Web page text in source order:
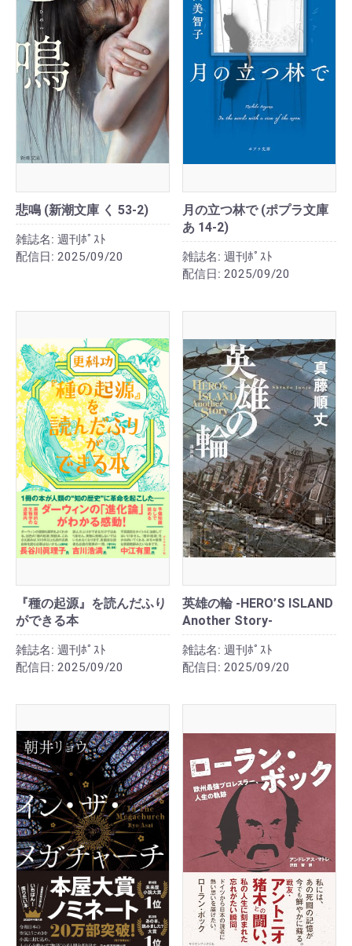
悲鳴 (新潮文庫 く 53-2)
雑誌名: 週刊ﾎﾟｽﾄ
配信日: 2025/09/20
月の立つ林で (ポプラ文庫
あ 14-2)
雑誌名: 週刊ﾎﾟｽﾄ
配信日: 2025/09/20
『種の起源』を読んだふり
ができる本
雑誌名: 週刊ﾎﾟｽﾄ
配信日: 2025/09/20
英雄の輪 -HERO’S ISLAND
Another Story-
雑誌名: 週刊ﾎﾟｽﾄ
配信日: 2025/09/20